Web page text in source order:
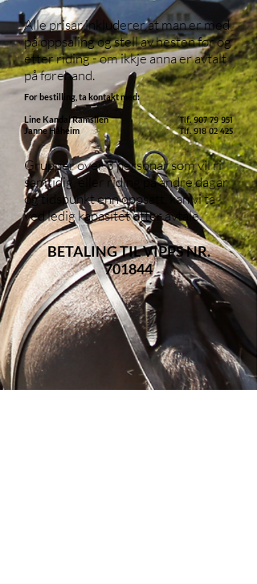
Alle prisar inkluderer at man er med
på oppsaling og stell av hesten før og
etter riding - om ikkje anna er avtalt
på førehand.
For bestilling, ta kontakt med:
Line Kandal Ramslien
Janne Håheim
Tlf.907 79 951
Tlf.918 02 425
Grupper over 3 personar som vil ri
samtidig, eller riding på andre dagar
og tidspunkt enn oppsatt, kan vi ta
ved ledig kapasitet etter avtale.
BETALING TIL VIPPS NR.
701844